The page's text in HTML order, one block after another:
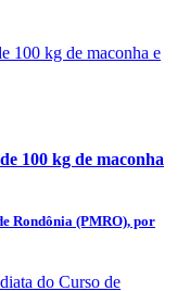
100 kg de maconha
Rondônia (PMRO), por